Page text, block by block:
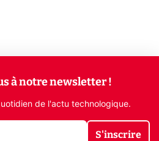
à notre newsletter !
de l'actu technologique.
S'inscrire